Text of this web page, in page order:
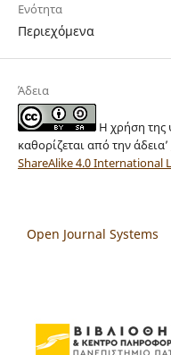
Ενότητα
Περιεχόμενα
Άδεια
Η χρήση της
καθορίζεται από την άδεια’
ShareAlike 4.0 International
Open Journal Systems